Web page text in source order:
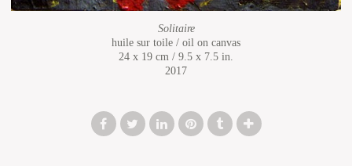
Solitaire
huile sur toile / oil on canvas
24 x 19 cm / 9.5 x 7.5 in.
2017